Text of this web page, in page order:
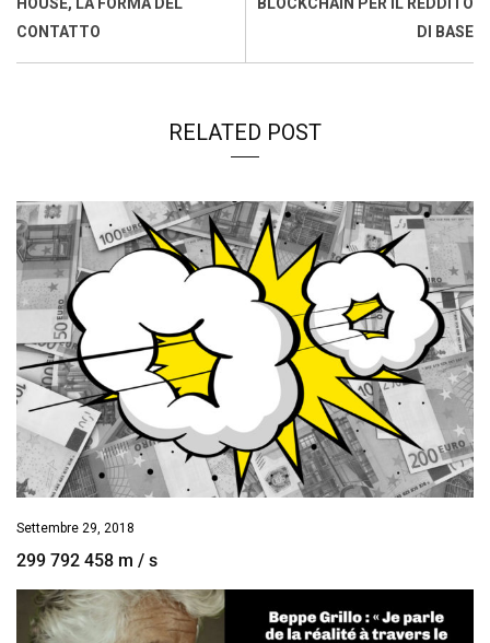
HOUSE, LA FORMA DEL
CONTATTO
BLOCKCHAIN PER IL REDDITO
DI BASE
RELATED POST
Settembre 29, 2018
299 792 458 m / s